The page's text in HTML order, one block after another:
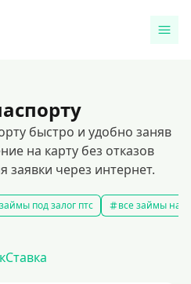
быстро и удобно заняв
на карту без отказов
заявки через интернет.
под залог птс все займы на
Ставка